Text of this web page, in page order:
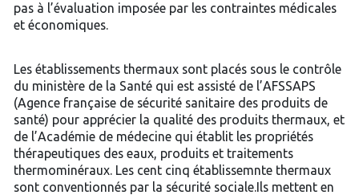
pas à l’évaluation imposée par les contraintes médicales
et économiques.
Les établissements thermaux sont placés sous le contrôle
du ministère de la Santé qui est assisté de l’AFSSAPS
(Agence française de sécurité sanitaire des produits de
santé) pour apprécier la qualité des produits thermaux, et
de l’Académie de médecine qui établit les propriétés
thérapeutiques des eaux, produits et traitements
thermominéraux. Les cent cinq établissemnte thermaux
sont conventionnés par la sécurité sociale.Ils mettent en